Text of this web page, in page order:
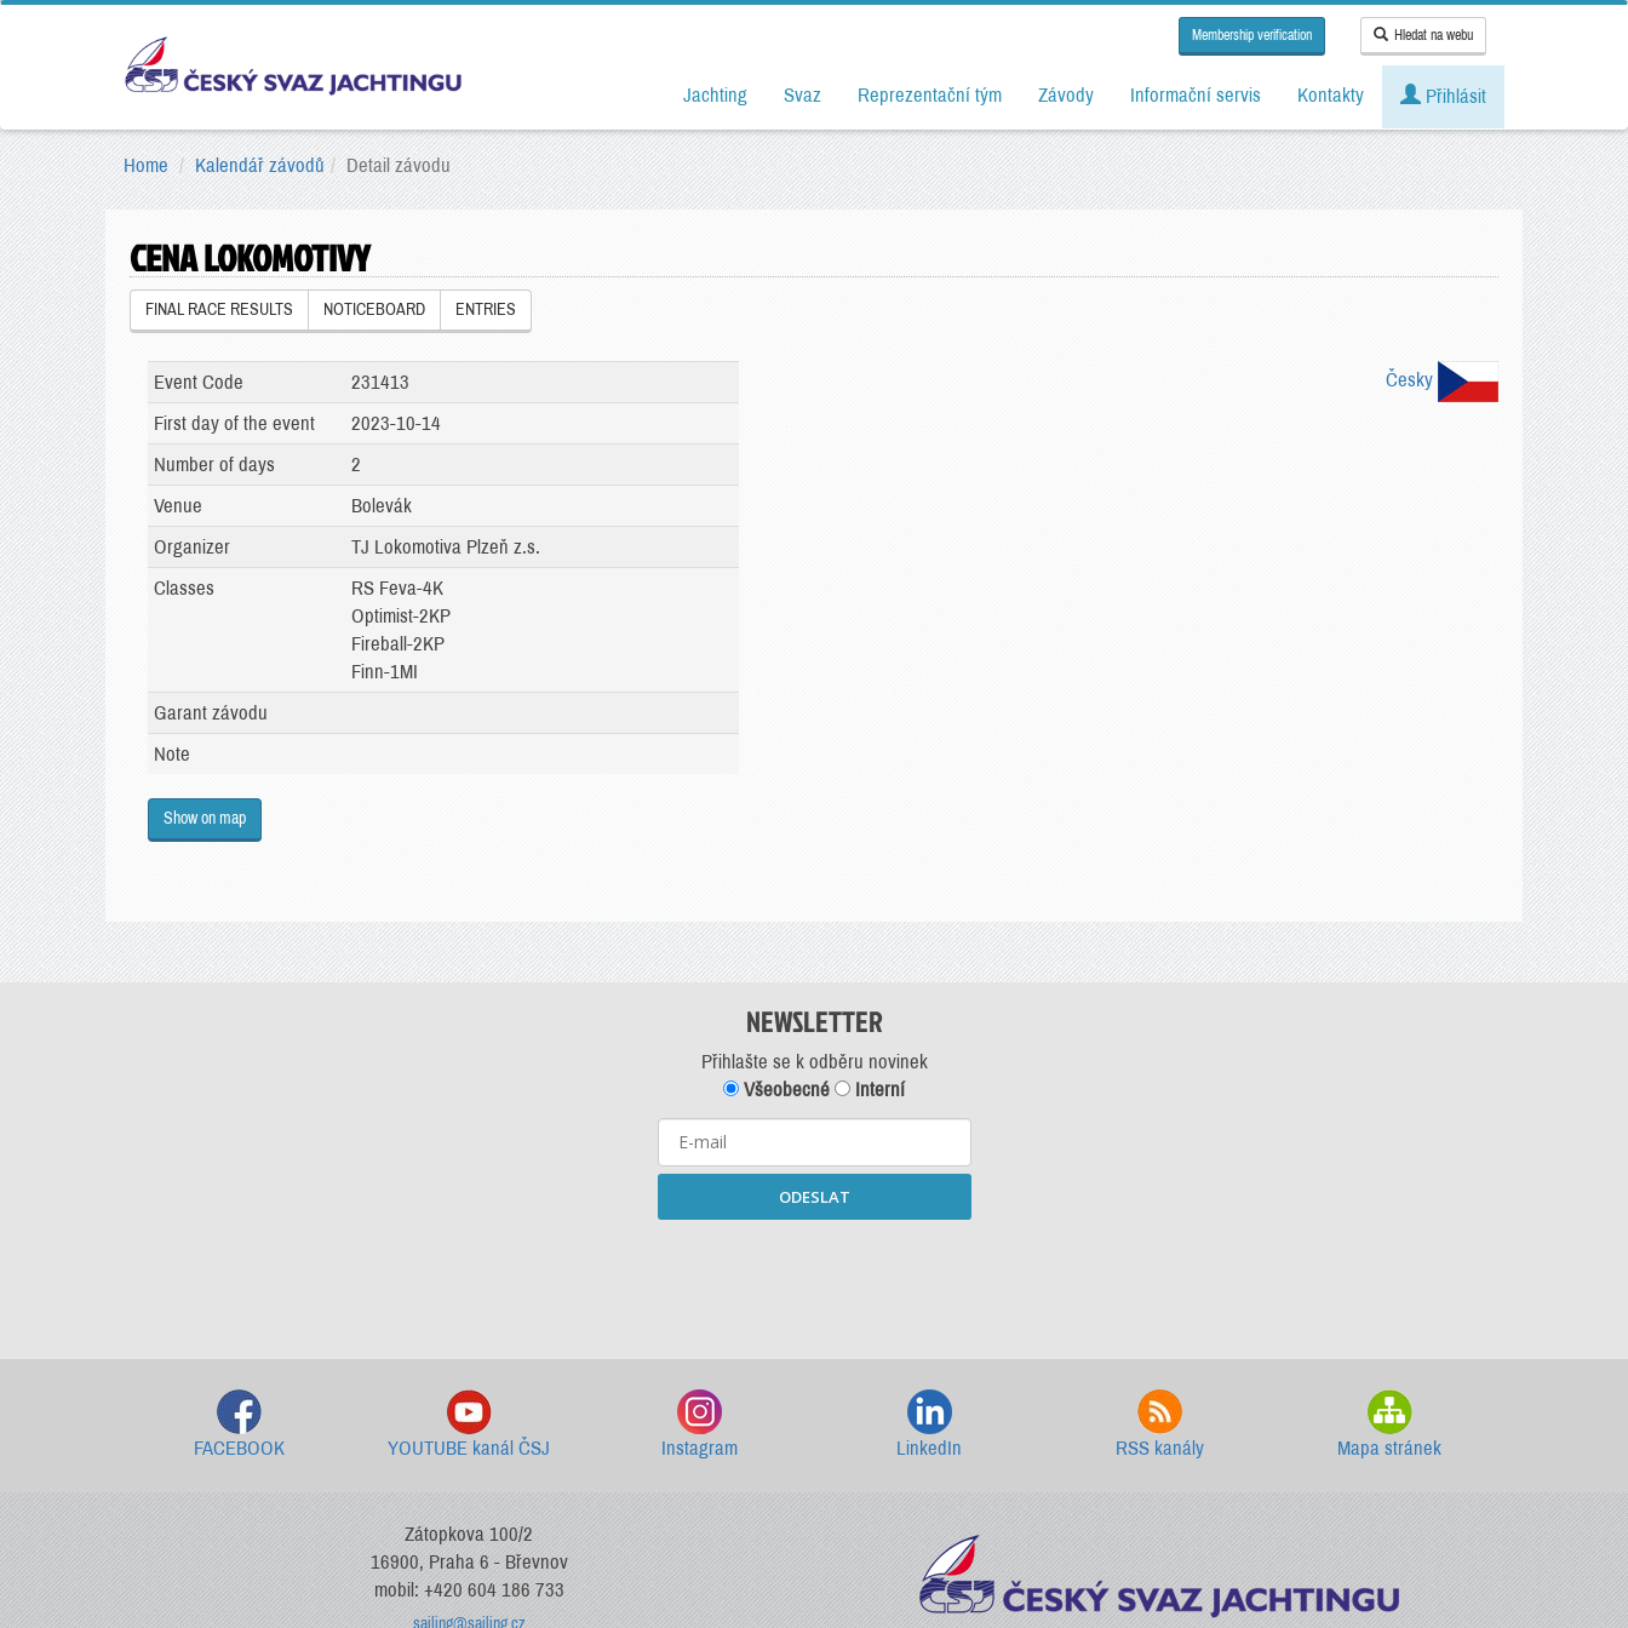
Membership verification Hledat na webu
Jachting Svaz Reprezentační tým Závody Informační servis Kontakty Přihlásit
Home Kalendář závodů Detail závodu
CENA LOKOMOTIVY
FINAL RACE RESULTS NOTICEBOARD ENTRIES
Česky
Event Code
231413
First day of the event
2023-10-14
Number of days
2
Venue
Bolevák
Organizer
TJ Lokomotiva Plzeň z.s.
Classes
RS Feva-4K
Optimist-2KP
Fireball-2KP
Finn-1MI
Garant závodu
Note
Show on map
NEWSLETTER
Přihlašte se k odběru novinek
Všeobecné
Interní
ODESLAT
FACEBOOK YOUTUBE kanál ČSJ Instagram LinkedIn RSS kanály Mapa stránek
Zátopkova 100/2
16900, Praha 6 - Břevnov
mobil: +420 604 186 733
sailing@sailing.cz